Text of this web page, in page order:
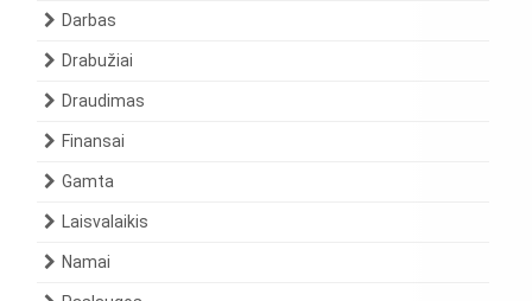
Darbas
Drabužiai
Draudimas
Finansai
Gamta
Laisvalaikis
Namai